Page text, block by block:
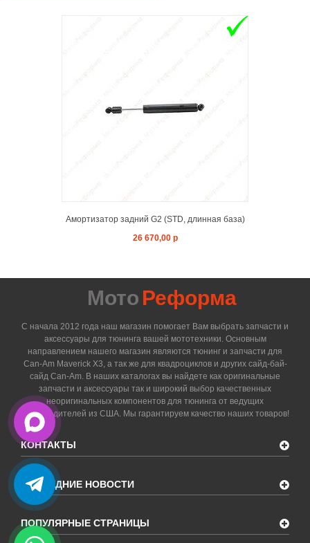
Амортизатор задний G2 (STD, длинная база)
26 670,00 р
Мото Реформа
С начала 2012 года наш магазин помогает Вам выбрать запчасти и
аксессуары для тюнинга вашей мототехники. Основным
направлением нашего магазин являются тюнинг и запчасти для
Can-Am Maverick X3, а так же для квадроциклов и других сайд-бай-
сайд Can-Am. В наших каталогах вы найдете как оригинальные
запчасти и аксессуары так и широкий выбор качественных
неоригинальных компонентов для тюнинга от ведущих
производителей из США. Мы гарантируем качество наших товаров!
КОНТАКТЫ
ПОСЛЕДНИЕ НОВОСТИ
ПОПУЛЯРНЫЕ СТРАНИЦЫ